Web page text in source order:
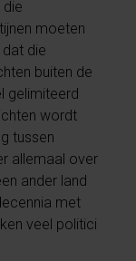
die
moeten
die
buiten de
gelimiteerd
wordt
tussen
allemaal over
ander land
met
veel politici